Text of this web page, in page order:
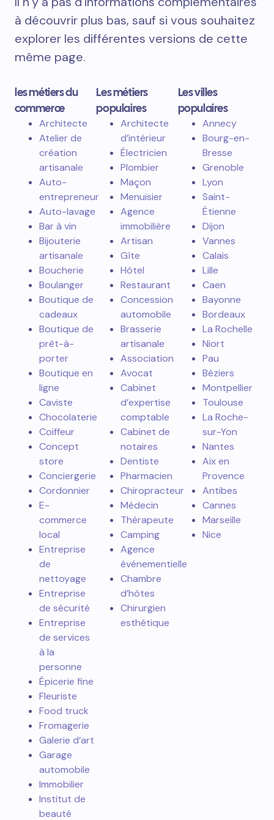
à découvrir plus bas, sauf si vous souhaitez
explorer les différentes versions de cette
même page.
les métiers du
commerce
Architecte
Atelier de
création
artisanale
Auto-
entrepreneur
Auto-lavage
Bar à vin
Bijouterie
artisanale
Boucherie
Boulanger
Boutique de
cadeaux
Boutique de
prêt-à-
porter
Boutique en
ligne
Caviste
Chocolaterie
Coiffeur
Concept
store
Conciergerie
Cordonnier
E-
commerce
local
Entreprise
de
nettoyage
Entreprise
de sécurité
Entreprise
de services
à la
personne
Épicerie fine
Fleuriste
Food truck
Fromagerie
Galerie d’art
Garage
automobile
Immobilier
Institut de
beauté
Les métiers
populaires
Architecte
d’intérieur
Électricien
Plombier
Maçon
Menuisier
Agence
immobilière
Artisan
Gîte
Hôtel
Restaurant
Concession
automobile
Brasserie
artisanale
Association
Avocat
Cabinet
d’expertise
comptable
Cabinet de
notaires
Dentiste
Pharmacien
Chiropracteur
Médecin
Thérapeute
Camping
Agence
événementielle
Chambre
d’hôtes
Chirurgien
esthétique
Les villes
populaires
Annecy
Bourg-en-
Bresse
Grenoble
Lyon
Saint-
Étienne
Dijon
Vannes
Calais
Lille
Caen
Bayonne
Bordeaux
La Rochelle
Niort
Pau
Béziers
Montpellier
Toulouse
La Roche-
sur-Yon
Nantes
Aix en
Provence
Antibes
Cannes
Marseille
Nice